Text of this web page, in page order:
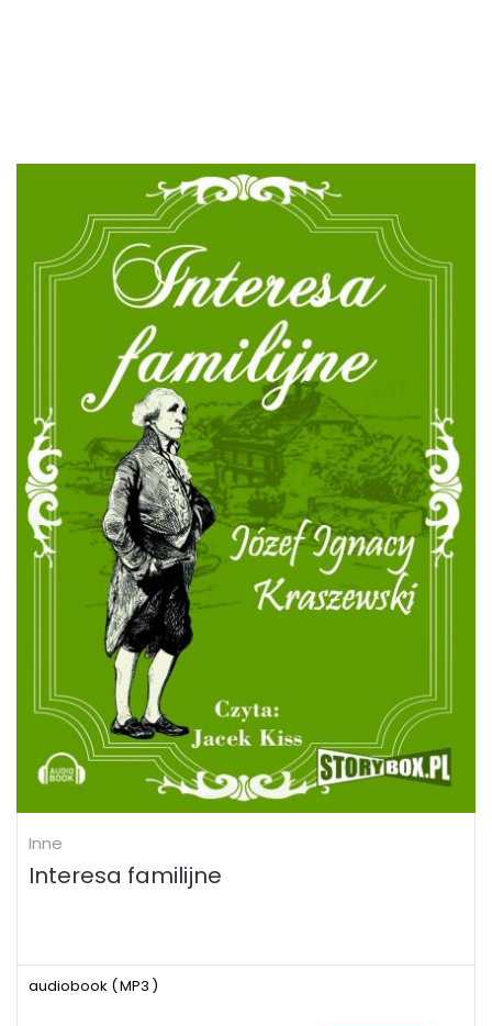
Inne
Interesa familijne
audiobook (MP3 )